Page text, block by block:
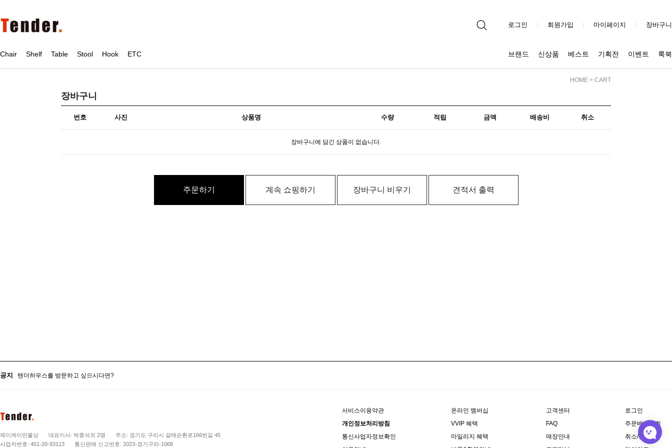
로그인 회원가입 마이페이지 장바구니
Chair Shelf Table Stool Hook ETC 브랜드 신상품 베스트 기획전 이벤트 룩북
HOME > CART
장바구니
번호 사진 상품명 수량 적립 금액 배송비 취소
장바구니에 담긴 상품이 없습니다.
주문하기 계속 쇼핑하기 장바구니 비우기 견적서 출력
공지 텐더하우스를 방문하고 싶으시다면?
제이케이만물상 대표이사: 박종석외 2명
주소: 경기도 구리시 갈매순환로166번길 45
사업자번호: 401-20-93113
통신판매 신고번호: 2023-경기구리-1068
서비스이용약관
개인정보처리방침
통신사업자정보확인
온라인 멤버십
VVIP 혜택
마일리지 혜택
고객센터
FAQ
매장안내
로그인
주문배송조회
취소/환불